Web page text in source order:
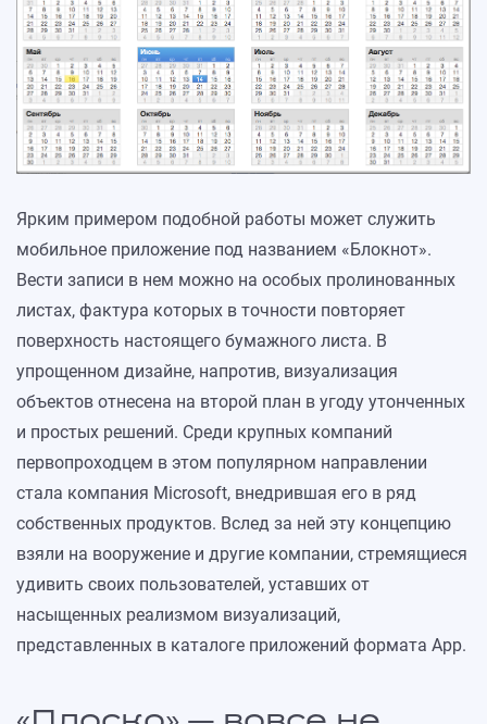
Ярким примером подобной работы может служить
мобильное приложение под названием «Блокнот».
Вести записи в нем можно на особых пролинованных
листах, фактура которых в точности повторяет
поверхность настоящего бумажного листа. В
упрощенном дизайне, напротив, визуализация
объектов отнесена на второй план в угоду утонченных
и простых решений. Среди крупных компаний
первопроходцем в этом популярном направлении
стала компания Microsoft, внедрившая его в ряд
собственных продуктов. Вслед за ней эту концепцию
взяли на вооружение и другие компании, стремящиеся
удивить своих пользователей, уставших от
насыщенных реализмом визуализаций,
представленных в каталоге приложений формата App.